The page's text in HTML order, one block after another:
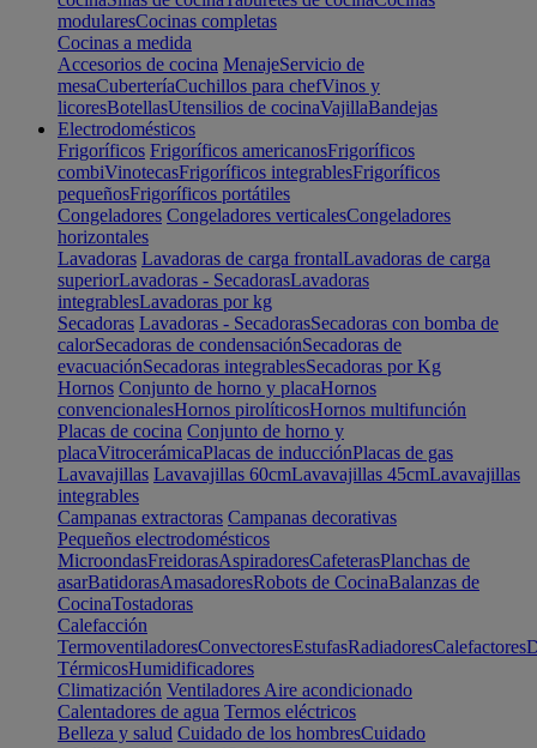
modularesCocinas completas
Cocinas a medida
Accesorios de cocina MenajeServicio de
mesaCuberteríaCuchillos para chefVinos y
licoresBotellasUtensilios de cocinaVajillaBandejas
Electrodomésticos
Frigoríficos Frigoríficos americanosFrigoríficos
combiVinotecasFrigoríficos integrablesFrigoríficos
pequeñosFrigoríficos portátiles
Congeladores Congeladores verticalesCongeladores
horizontales
Lavadoras Lavadoras de carga frontalLavadoras de carga
superiorLavadoras - SecadorasLavadoras
integrablesLavadoras por kg
Secadoras Lavadoras - SecadorasSecadoras con bomba de
calorSecadoras de condensaciónSecadoras de
evacuaciónSecadoras integrablesSecadoras por Kg
Hornos Conjunto de horno y placaHornos
convencionalesHornos pirolíticosHornos multifunción
Placas de cocina Conjunto de horno y
placaVitrocerámicaPlacas de inducciónPlacas de gas
Lavavajillas Lavavajillas 60cmLavavajillas 45cmLavavajillas
integrables
Campanas extractoras Campanas decorativas
Pequeños electrodomésticos
MicroondasFreidorasAspiradoresCafeterasPlanchas de
asarBatidorasAmasadoresRobots de CocinaBalanzas de
CocinaTostadoras
Calefacción
TermoventiladoresConvectoresEstufasRadiadoresCalefactores
TérmicosHumidificadores
Climatización Ventiladores Aire acondicionado
Calentadores de agua Termos eléctricos
Belleza y salud Cuidado de los hombresCuidado